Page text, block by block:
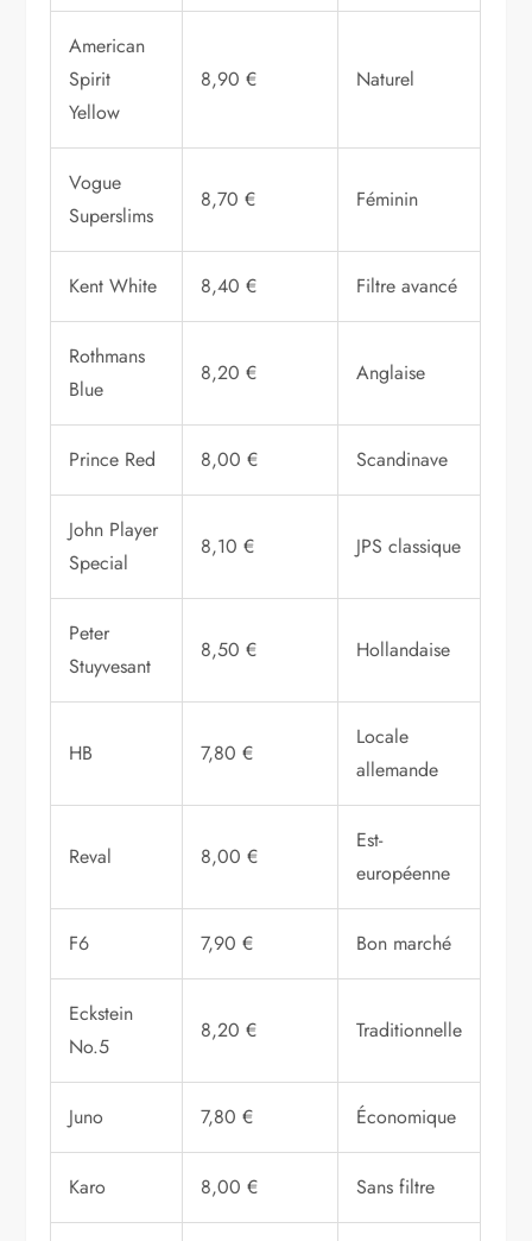
American
Spirit
Yellow
8,90 € Naturel
Vogue
Superslims
8,70 € Féminin
Kent White 8,40 € Filtre avancé
Rothmans
Blue
8,20 € Anglaise
Prince Red 8,00 € Scandinave
John Player
Special
8,10 € JPS classique
Peter
Stuyvesant
8,50 € Hollandaise
HB 7,80 €
Locale
allemande
Reval 8,00 €
Est-
européenne
F6 7,90 € Bon marché
Eckstein
No.5
8,20 € Traditionnelle
Juno 7,80 € Économique
Karo 8,00 € Sans filtre